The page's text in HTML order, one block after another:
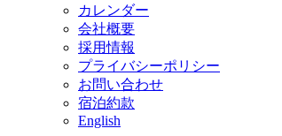
カレンダー
会社概要
採用情報
プライバシーポリシー
お問い合わせ
宿泊約款
English